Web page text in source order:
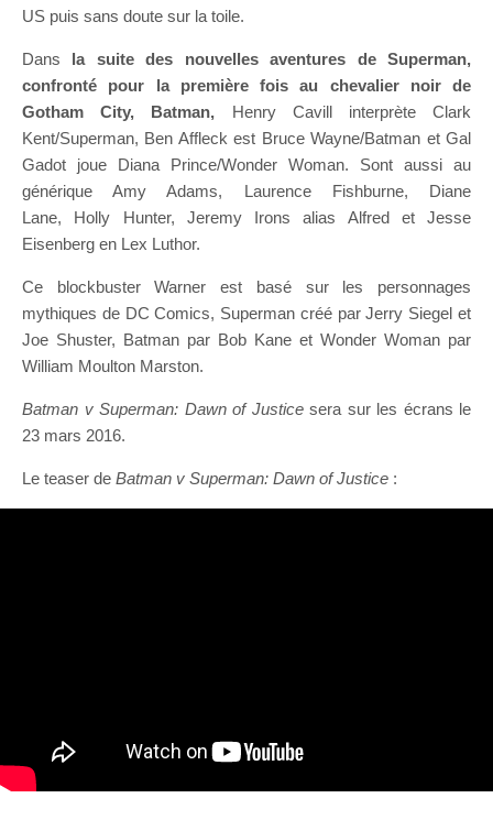
US puis sans doute sur la toile.
Dans la suite des nouvelles aventures de Superman,
confronté pour la première fois au chevalier noir de
Gotham City, Batman, Henry Cavill interprète Clark
Kent/Superman, Ben Affleck est Bruce Wayne/Batman et Gal
Gadot joue Diana Prince/Wonder Woman. Sont aussi au
générique Amy Adams, Laurence Fishburne, Diane
Lane, Holly Hunter, Jeremy Irons alias Alfred et Jesse
Eisenberg en Lex Luthor.
Ce blockbuster Warner est basé sur les personnages
mythiques de DC Comics, Superman créé par Jerry Siegel et
Joe Shuster, Batman par Bob Kane et Wonder Woman par
William Moulton Marston.
Batman v Superman: Dawn of Justicesera sur les écrans le
23 mars 2016.
Le teaser de Batman v Superman: Dawn of Justice :